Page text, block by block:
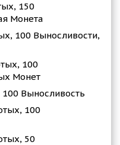
150
Монета
100 Выносливости,
100
Монет
100 Выносливость
100
50